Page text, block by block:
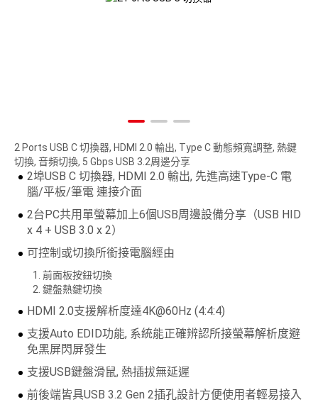
2 Ports USB C 切換器, HDMI 2.0 輸出, Type C 動態頻寬調整, 熱鍵
切換, 音頻切換, 5 Gbps USB 3.2周邊分享
2埠USB C 切換器, HDMI 2.0 輸出, 先進高速Type-C 電
腦/平板/筆電 連接介面
2台PC共用單螢幕加上6個USB周邊設備分享（USB HID
x 4 + USB 3.0 x 2）
可控制或切換所銜接電腦經由
前面板按鈕切換
鍵盤熱鍵切換
HDMI 2.0支援解析度達4K@60Hz (4:4:4)
支援Auto EDID功能, 系統能正確辨認所接螢幕解析度避
免黑屏閃屏發生
支援USB鍵盤滑鼠, 熱插拔無延遲
前後端皆具USB 3.2 Gen 2插孔設計方便使用者輕易接入